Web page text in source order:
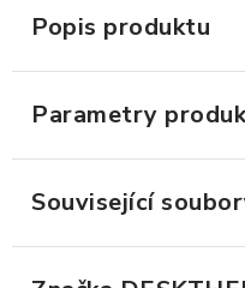
NÁDOBY NA ODPAD
Popis produktu
Parametry
Související